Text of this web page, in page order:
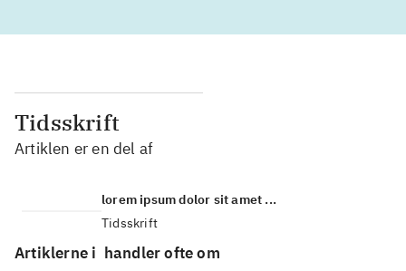
Tidsskrift
Artiklen er en del af
lorem ipsum dolor sit amet ...
Tidsskrift
Artiklerne i handler ofte om